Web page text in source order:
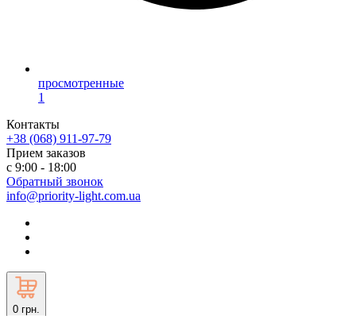
просмотренные
1
Контакты
+38 (068) 911-97-79
Прием заказов
с 9:00 - 18:00
Обратный звонок
info@priority-light.com.ua
0 грн.